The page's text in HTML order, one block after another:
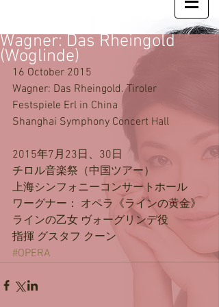
Wagner: Das Rheingold
(Woglinde)
16 October 2015
Wagner: Das Rheingold. Tiroler
Festspiele Erl in China
Shanghai Symphony Concert Hall
2015年7月23日、30日
チロル音楽祭（中国ツアー）
上海シンフォニーコンサートホール
ワーグナー： オペラ《ラインの黄金》
ラインの乙女 ヴォーグリンデ役
指揮 グスタフ クーン
#OPERA